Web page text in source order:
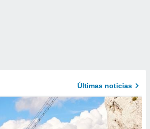
Últimas noticias